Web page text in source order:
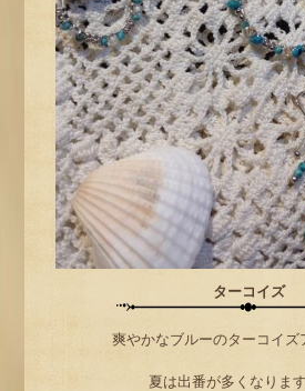
ターコイズ
爽やかなブルーのターコイズ
夏は出番が多くなりま